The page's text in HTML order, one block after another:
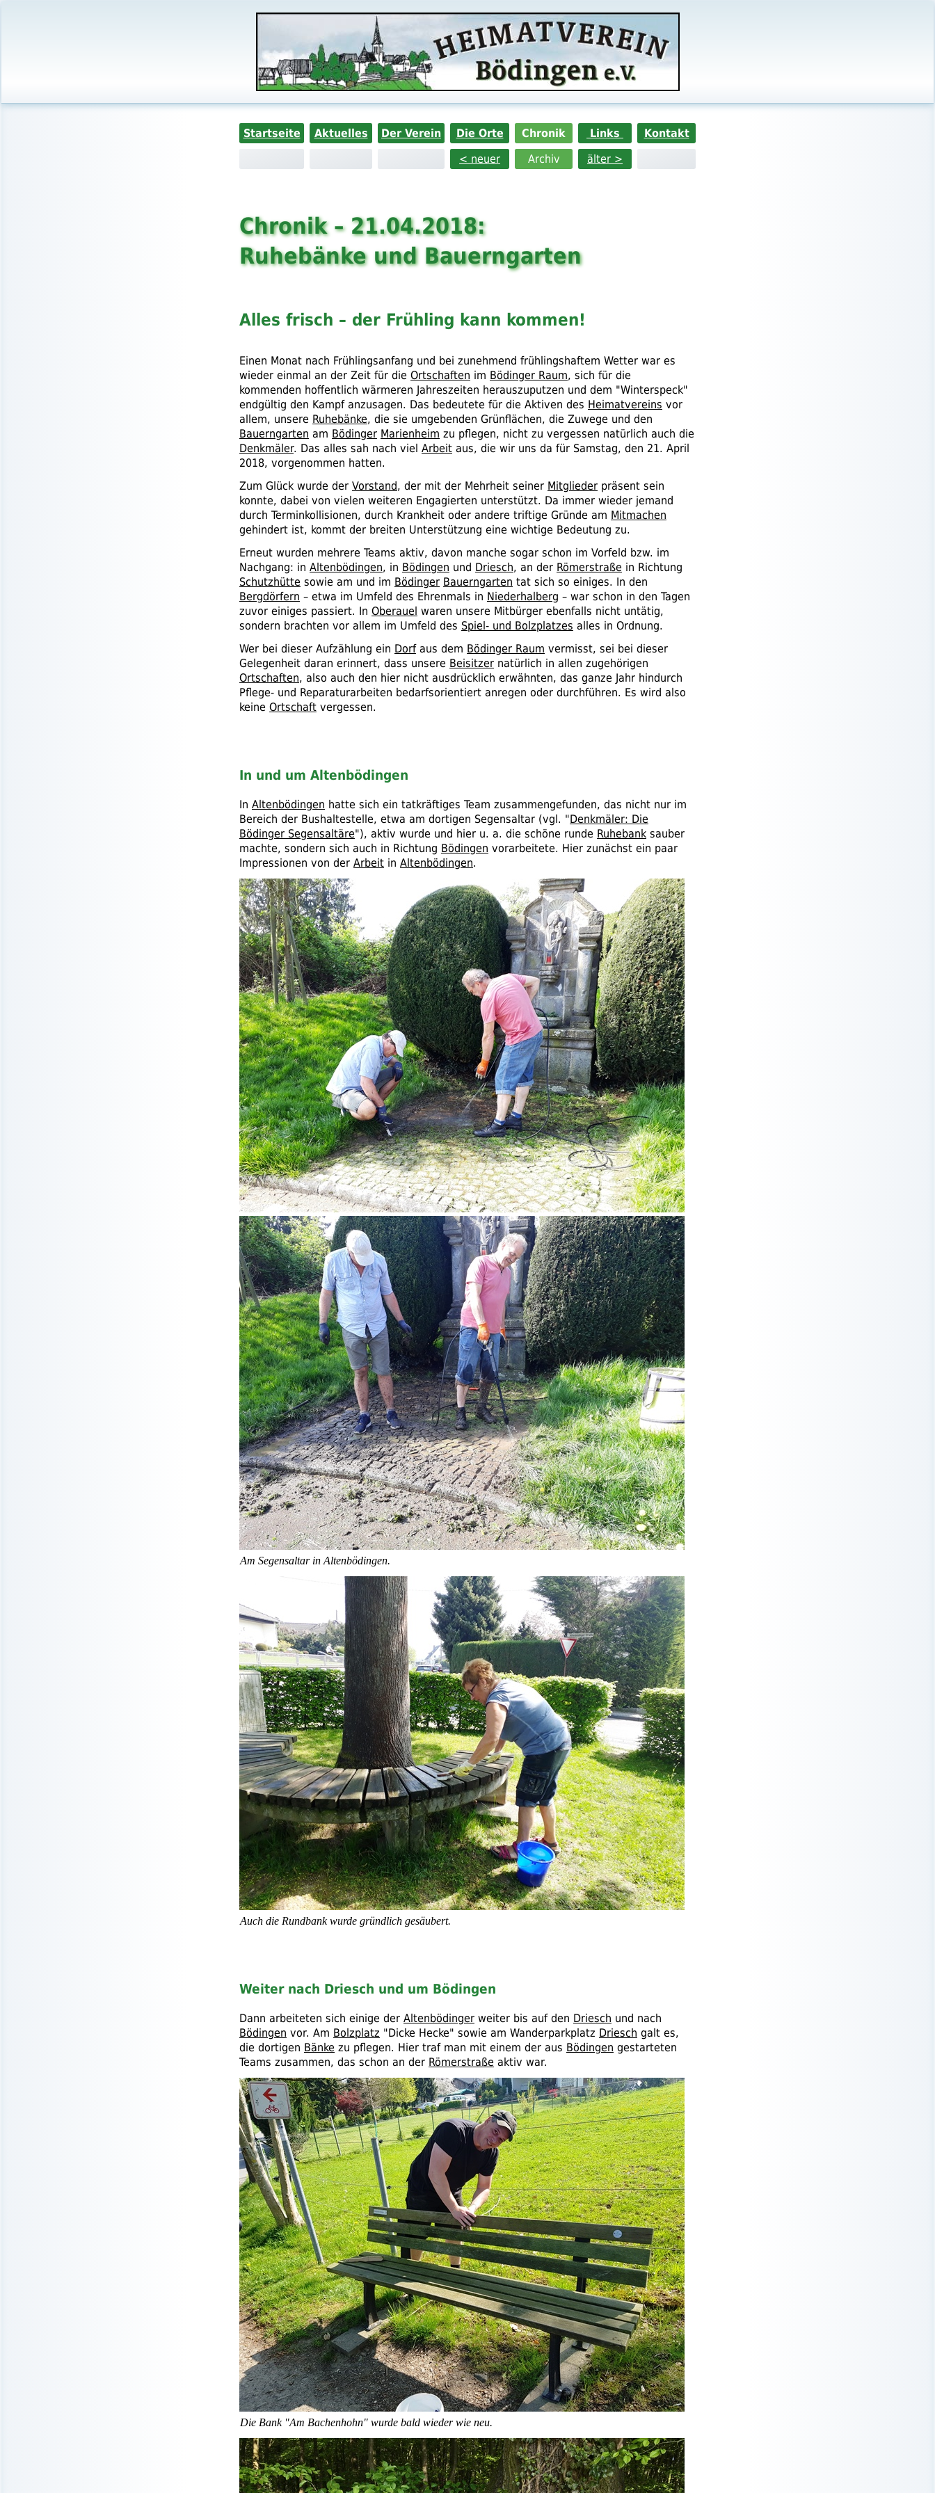
Startseite Aktuelles Der Verein Die Orte Chronik Links
Kontakt
< neuer
Archiv älter >
Chronik – 21.04.2018:
Ruhebänke und Bauerngarten
Alles frisch – der Frühling kann kommen!
Einen Monat nach Frühlingsanfang und bei zunehmend frühlingshaftem Wetter war es
wieder einmal an der Zeit für die Ortschaften im Bödinger Raum, sich für die
kommenden hoffentlich wärmeren Jahreszeiten herauszuputzen und dem "Winterspeck"
endgültig den Kampf anzusagen. Das bedeutete für die Aktiven des Heimatvereins vor
allem, unsere Ruhebänke, die sie umgebenden Grünflächen, die Zuwege und den
Bauerngarten am Bödinger Marienheim zu pflegen, nicht zu vergessen natürlich auch die
Denkmäler. Das alles sah nach viel Arbeit aus, die wir uns da für Samstag, den 21. April
2018, vorgenommen hatten.
Zum Glück wurde der Vorstand, der mit der Mehrheit seiner Mitglieder präsent sein
konnte, dabei von vielen weiteren Engagierten unterstützt. Da immer wieder jemand
durch Terminkollisionen, durch Krankheit oder andere triftige Gründe am Mitmachen
gehindert ist, kommt der breiten Unterstützung eine wichtige Bedeutung zu.
Erneut wurden mehrere Teams aktiv, davon manche sogar schon im Vorfeld bzw. im
Nachgang: in Altenbödingen, in Bödingen und Driesch, an der Römerstraße in Richtung
Schutzhütte sowie am und im Bödinger Bauerngarten tat sich so einiges. In den
Bergdörfern – etwa im Umfeld des Ehrenmals in Niederhalberg – war schon in den Tagen
zuvor einiges passiert. In Oberauel waren unsere Mitbürger ebenfalls nicht untätig,
sondern brachten vor allem im Umfeld des Spiel- und Bolzplatzes alles in Ordnung.
Wer bei dieser Aufzählung ein Dorfaus dem Bödinger Raum vermisst, sei bei dieser
Gelegenheit daran erinnert, dass unsere Beisitzer natürlich in allen zugehörigen
Ortschaften, also auch den hier nicht ausdrücklich erwähnten, das ganze Jahr hindurch
Pflege- und Reparaturarbeiten bedarfsorientiert anregen oder durchführen. Es wird also
keine Ortschaft vergessen.
In und um Altenbödingen
In Altenbödingen hatte sich ein tatkräftiges Team zusammengefunden, das nicht nur im
Bereich der Bushaltestelle, etwa am dortigen Segensaltar (vgl. "Denkmäler: Die
Bödinger Segensaltäre"), aktiv wurde und hier u. a. die schöne runde Ruhebank sauber
machte, sondern sich auch in Richtung Bödingen vorarbeitete. Hier zunächst ein paar
Impressionen von der Arbeit in Altenbödingen.
Am Segensaltar in Altenbödingen.
Auch die Rundbank wurde gründlich gesäubert.
Weiter nach Driesch und um Bödingen
Dann arbeiteten sich einige der Altenbödinger weiter bis auf den Driesch und nach
Bödingen vor. Am Bolzplatz "Dicke Hecke" sowie am Wanderparkplatz Driesch galt es,
die dortigen Bänke zu pflegen. Hier traf man mit einem der aus Bödingen gestarteten
Teams zusammen, das schon an der Römerstraße aktiv war.
Die Bank "Am Bachenhohn" wurde bald wieder wie neu.